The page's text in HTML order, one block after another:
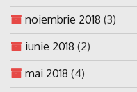
noiembrie 2018 (3)
iunie 2018 (2)
mai 2018 (4)